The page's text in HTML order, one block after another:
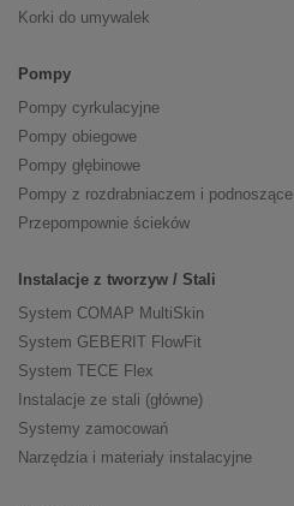
Korki do umywalek
Pompy
Pompy cyrkulacyjne
Pompy obiegowe
Pompy głębinowe
Pompy z rozdrabniaczem i podnoszące
Przepompownie ścieków
Instalacje z tworzyw / Stali
System COMAP MultiSkin
System GEBERIT FlowFit
System TECE Flex
Instalacje ze stali (główne)
Systemy zamocowań
Narzędzia i materiały instalacyjne